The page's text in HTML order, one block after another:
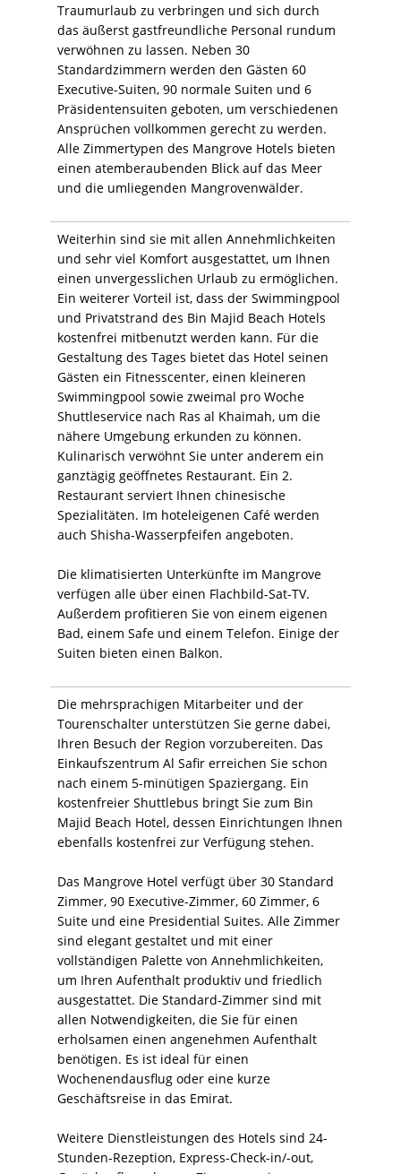
Traumurlaub zu verbringen und sich durch
das äußerst gastfreundliche Personal rundum
verwöhnen zu lassen. Neben 30
Standardzimmern werden den Gästen 60
Executive-Suiten, 90 normale Suiten und 6
Präsidentensuiten geboten, um verschiedenen
Ansprüchen vollkommen gerecht zu werden.
Alle Zimmertypen des Mangrove Hotels bieten
einen atemberaubenden Blick auf das Meer
und die umliegenden Mangrovenwälder.
Weiterhin sind sie mit allen Annehmlichkeiten
und sehr viel Komfort ausgestattet, um Ihnen
einen unvergesslichen Urlaub zu ermöglichen.
Ein weiterer Vorteil ist, dass der Swimmingpool
und Privatstrand des Bin Majid Beach Hotels
kostenfrei mitbenutzt werden kann. Für die
Gestaltung des Tages bietet das Hotel seinen
Gästen ein Fitnesscenter, einen kleineren
Swimmingpool sowie zweimal pro Woche
Shuttleservice nach Ras al Khaimah, um die
nähere Umgebung erkunden zu können.
Kulinarisch verwöhnt Sie unter anderem ein
ganztägig geöffnetes Restaurant. Ein 2.
Restaurant serviert Ihnen chinesische
Spezialitäten. Im hoteleigenen Café werden
auch Shisha-Wasserpfeifen angeboten.
Die klimatisierten Unterkünfte im Mangrove
verfügen alle über einen Flachbild-Sat-TV.
Außerdem profitieren Sie von einem eigenen
Bad, einem Safe und einem Telefon. Einige der
Suiten bieten einen Balkon.
Die mehrsprachigen Mitarbeiter und der
Tourenschalter unterstützen Sie gerne dabei,
Ihren Besuch der Region vorzubereiten. Das
Einkaufszentrum Al Safir erreichen Sie schon
nach einem 5-minütigen Spaziergang. Ein
kostenfreier Shuttlebus bringt Sie zum Bin
Majid Beach Hotel, dessen Einrichtungen Ihnen
ebenfalls kostenfrei zur Verfügung stehen.
Das Mangrove Hotel verfügt über 30 Standard
Zimmer, 90 Executive-Zimmer, 60 Zimmer, 6
Suite und eine Presidential Suites. Alle Zimmer
sind elegant gestaltet und mit einer
vollständigen Palette von Annehmlichkeiten,
um Ihren Aufenthalt produktiv und friedlich
ausgestattet. Die Standard-Zimmer sind mit
allen Notwendigkeiten, die Sie für einen
erholsamen einen angenehmen Aufenthalt
benötigen. Es ist ideal für einen
Wochenendausflug oder eine kurze
Geschäftsreise in das Emirat.
Weitere Dienstleistungen des Hotels sind 24-
Stunden-Rezeption, Express-Check-in/-out,